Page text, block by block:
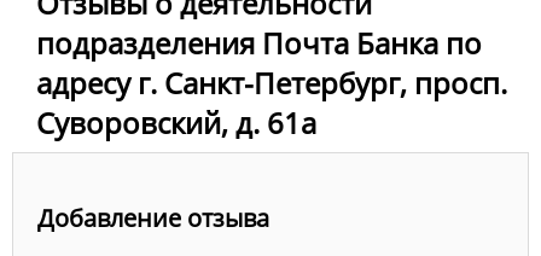
подразделения Почта Банка по
адресу г. Санкт-Петербург, просп.
Суворовский, д. 61а
Добавление отзыва